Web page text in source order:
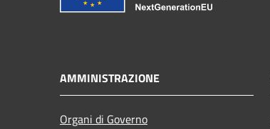
AMMINISTRAZIONE
Organi di Governo